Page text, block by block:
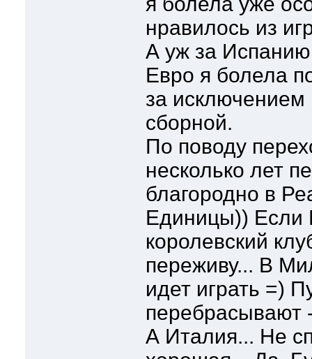
нравилось из
А уж за
Евро я болела
за
сборной.
По поводу
несколько лет
благородно в
Единицы)) Если
королевский
переживу... В
идет играть =)
перебрасывают
А Италия... Не